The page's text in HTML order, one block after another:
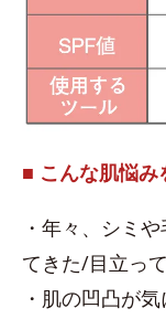
■ こんな肌悩み
・年々、シミ
てきた/目立っ
・肌の凹凸が